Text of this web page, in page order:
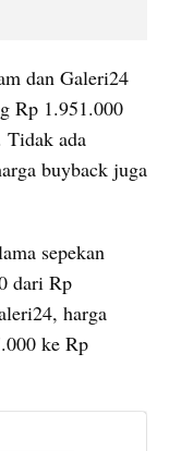
dan Galeri24
Rp 1.951.000
Tidak ada
buyback juga
sepekan
dari Rp
harga
ke Rp